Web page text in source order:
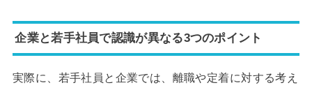
企業と若手社員で認識が異なる3つのポイント
実際に、若手社員と企業では、離職や定着に対する考え